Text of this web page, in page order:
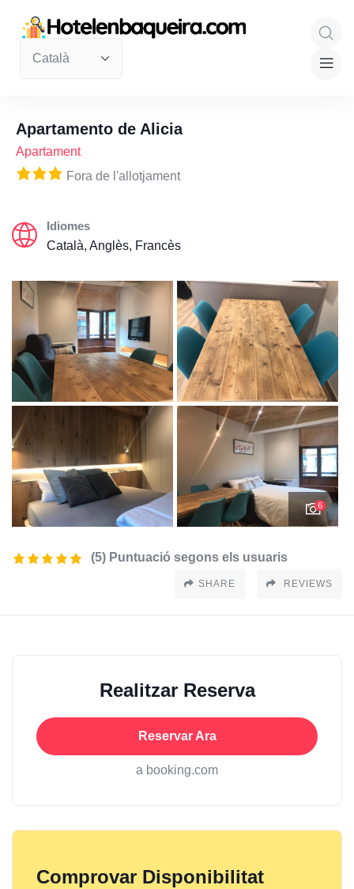
Apartamento de Alicia
Apartament
Fora de l'allotjament
Idiomes
Català, Anglès, Francès
6
(5) Puntuació segons els usuaris
SHARE REVIEWS
Realitzar Reserva
Reservar Ara
a booking.com
Comprovar Disponibilitat